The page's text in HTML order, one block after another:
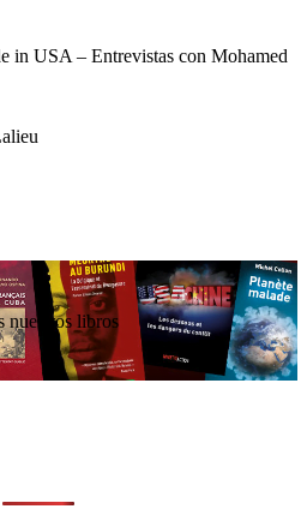
in USA – Entrevistas con Mohamed
nuestros libros